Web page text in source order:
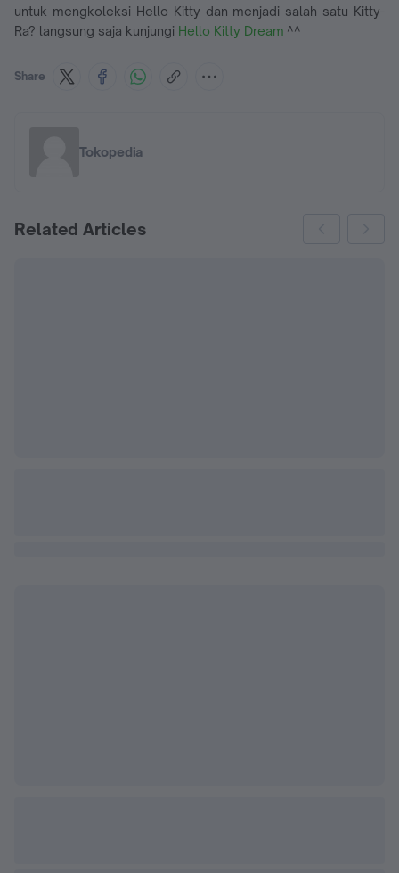
untuk mengkoleksi Hello Kitty dan menjadi salah satu Kitty-
Ra? langsung saja kunjungi Hello Kitty Dream ^^
Share
Tokopedia
Related Articles